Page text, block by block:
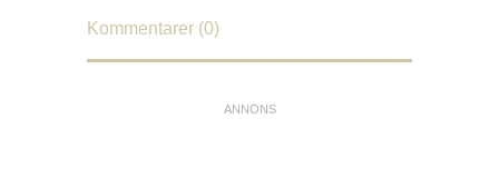
Kommentarer (0)